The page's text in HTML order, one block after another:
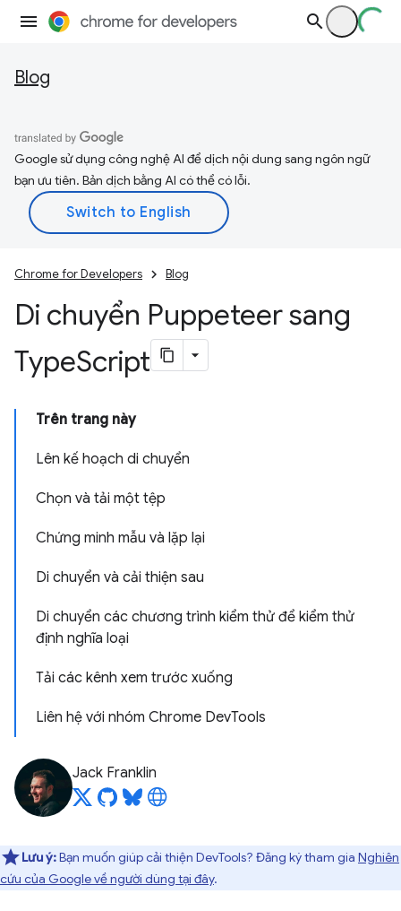
Blog
Google sử dụng công nghệ AI để dịch nội dung sang ngôn ngữ
bạn ưu tiên. Bản dịch bằng AI có thể có lỗi.
Chrome for Developers Blog
Di chuyển Puppeteer sang
TypeScript
Trên trang này
Lên kế hoạch di chuyển
Chọn và tải một tệp
Chứng minh mẫu và lặp lại
Di chuyển và cải thiện sau
Di chuyển các chương trình kiểm thử để kiểm thử
định nghĩa loại
Tải các kênh xem trước xuống
Liên hệ với nhóm Chrome DevTools
Jack Franklin
Lưu ý:Bạn muốn giúp cải thiện DevTools? Đăng ký tham gia Nghiên
cứu của Google về người dùng tại đây.